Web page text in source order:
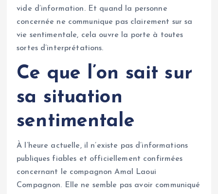
vide d’information. Et quand la personne
concernée ne communique pas clairement sur sa
vie sentimentale, cela ouvre la porte à toutes
sortes d’interprétations.
Ce que l’on sait sur
sa situation
sentimentale
À l’heure actuelle, il n’existe pas d’informations
publiques fiables et officiellement confirmées
concernant le compagnon Amal Laoui
Compagnon. Elle ne semble pas avoir communiqué